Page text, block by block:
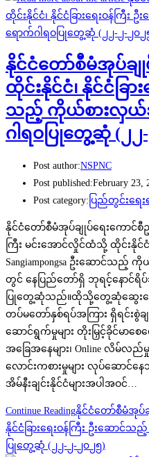
နိုင်ငံတော်စီမံအုပ်ချု
ထိုင်းနိုင်ငံ၊ နိုင်ငံခြာ
သည့် ကိုယ်စားလှယ်
ဂါရဝပြုတွေ့ဆုံ (၂၂
Post author:NSPNC
Post published:February 23,
Post category: ပြည်တွင်းရေး
နိုင်ငံတော်စီမံအုပ်ချုပ်ရေးကောင်စီဥ
ကြီး မင်းအောင်လှိုင်ထံသို့ ထိုင်းနိုင်ငံ၊
Sangiampongsa ဦးဆောင်သ
တွင် နေပြည်တော်ရှိ ဘုရင့်နောင်ရိ
ပြုတွေ့ဆုံသည်။ထိုသို့တွေ့ဆုံဆွေးနွေ
တပ်မတော်နှစ်ရပ်အကြား ရှိရင်းစွဲချ
ဆောင်ရွက်မှုများ တိုးမြှင့်ခိုင်မ
အခြေအနေများ၊ Online လိမ်လည်မှု
လောင်းကစားမှုများ လုပ်ဆောင်န
အိမ်နီးချင်းနိုင်ငံများအပါအဝင်…
Continue Readingနိုင်ငံတော်စီမံအုပ်ခ
နိုင်ငံခြားရေးဝန်ကြီး ဦးဆော
ပြုတွေ့ဆုံ (၂၂-၂-၂၀၂၅)